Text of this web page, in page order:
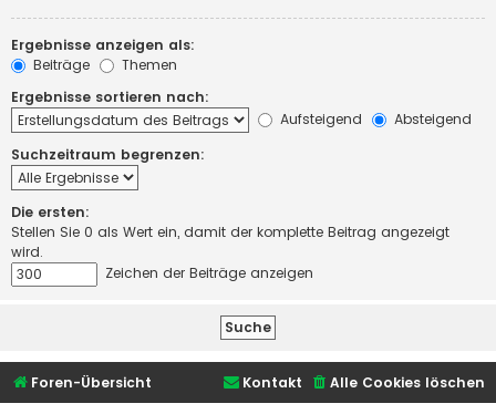
Ergebnisse anzeigen als:
Beiträge
Themen
Ergebnisse sortieren nach:
Aufsteigend
Absteigend
Suchzeitraum begrenzen:
Die ersten:
Stellen Sie 0 als Wert ein, damit der komplette Beitrag angezeigt
wird.
Zeichen der Beiträge anzeigen
Foren-Übersicht Alle Cookies löschen
Kontakt